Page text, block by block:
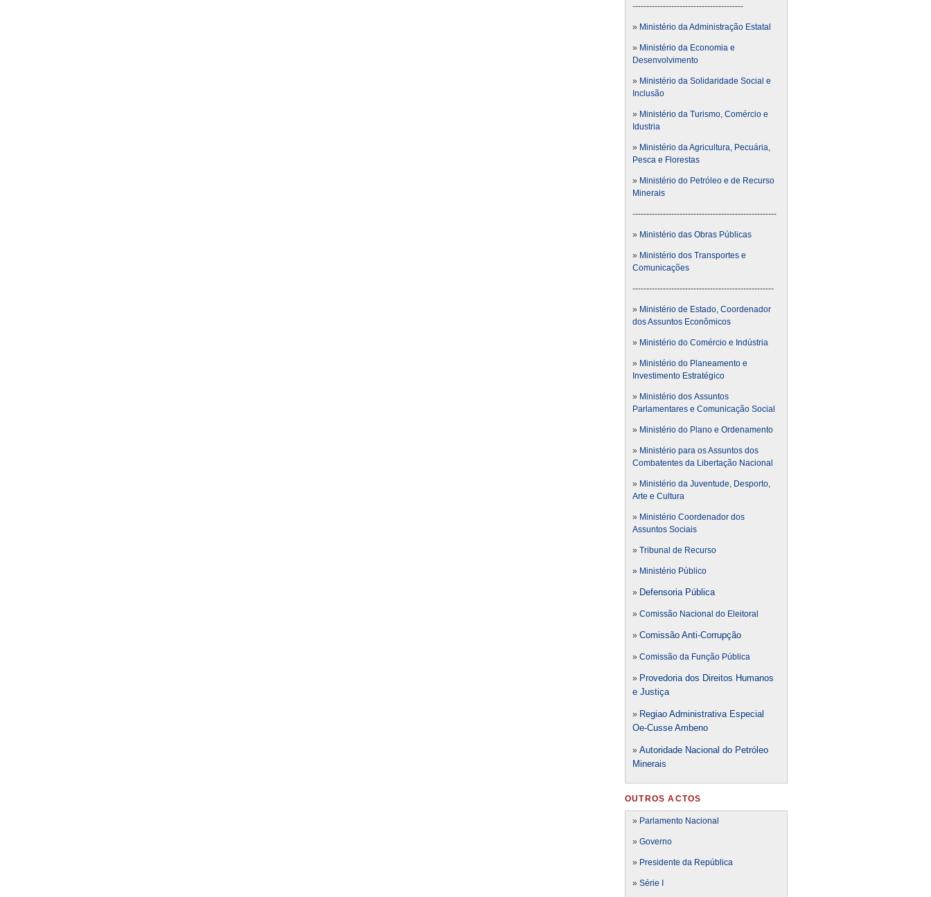
----------------------------------------
» Ministério da Administração Estatal
» Ministério da Economia e
Desenvolvimento
» Ministério da Solidaridade Social e
Inclusão
» Ministério da Turismo, Comércio e
Idustria
» Ministério da Agricultura, Pecuária,
Pesca e Florestas
» Ministério do Petróleo e de Recurso
Minerais
----------------------------------------------------
» Ministério das Obras Públicas
» Ministério dos Transportes e
Comunicações
---------------------------------------------------
» Ministério de Estado, Coordenador
dos Assuntos Econômicos
» Ministério do Comércio e Indústria
» Ministério do Planeamento e
Investimento Estratégico
» Ministério dos Assuntos
Parlamentares e Comunicação Social
» Ministério do Plano e Ordenamento
» Ministério para os Assuntos dos
Combatentes da Libertação Nacional
» Ministério da Juventude, Desporto,
Arte e Cultura
» Ministério Coordenador dos
Assuntos Sociais
» Tribunal de Recurso
» Ministério Público
» Defensoria Pública
» Comissão Nacional do Eleitoral
» Comissão Anti-Corrupção
» Comissão da Função Pública
» Provedoria dos Direitos Humanos
e Justiça
» Regiao Administrativa Especial
Oe-Cusse Ambeno
» Autoridade Nacional do Petróleo
Minerais
OUTROS ACTOS
» Parlamento Nacional
» Governo
» Presidente da República
» Série I